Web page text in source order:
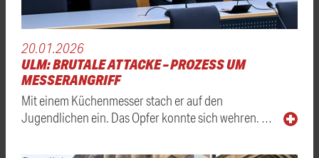
20.01.2026
ULM: BRUTALE ATTACKE – PROZESS UM
MESSERANGRIFF
Mit einem Küchenmesser stach er auf den
Jugendlichen ein. Das Opfer konnte sich wehren. …